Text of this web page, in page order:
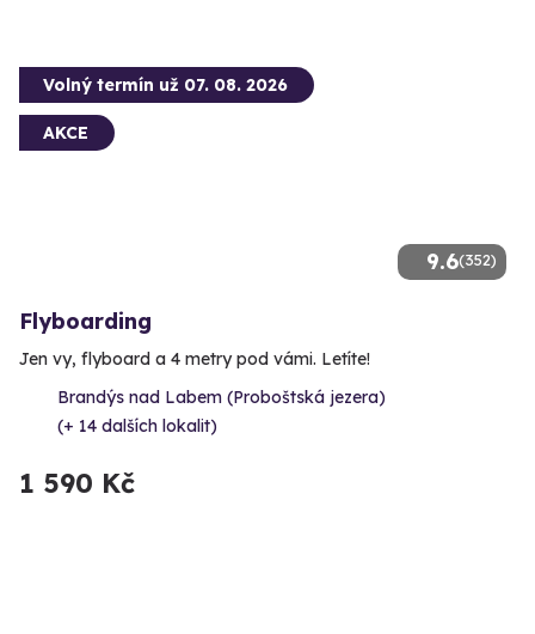
9.6(352)
Volný termín už 07. 08. 2026
AKCE
Flyboarding
Jen vy, flyboard a 4 metry pod vámi. Letíte!
Brandýs nad Labem (Proboštská jezera)
(+ 14 dalších lokalit)
1 590 Kč